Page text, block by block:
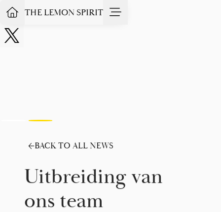
THE LEMON SPIRIT
Slide 2 of 2.
BACK TO ALL NEWS
Uitbreiding van
ons team